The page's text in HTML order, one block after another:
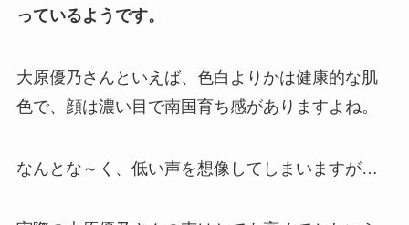
っているようです。
大原優乃さんといえば、色白よりかは健康的な肌
色で、顔は濃い目で南国育ち感がありますよね。
なんとな～く、低い声を想像してしまいますが…